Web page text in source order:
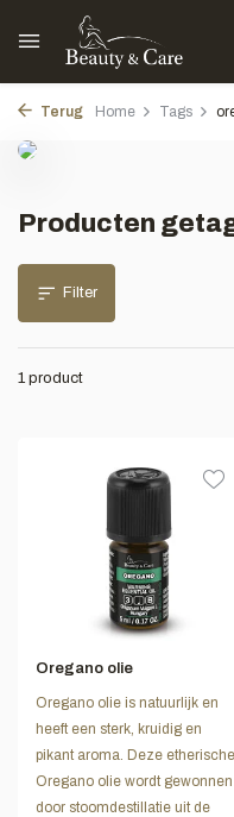
Terug Home Tags
Producten
Filter
1 product
Oregano olie
Oregano olie is natuurlijk en
heeft een sterk, kruidig en
pikant aroma. Deze etherische
Oregano olie wordt gewonnen
door stoomdestillatie uit de